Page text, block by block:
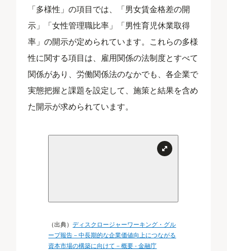
「多様性」の項目では、「男女賃金格差の開
示」「女性管理職比率」「男性育児休業取得
率」の開示が定められています。これらの多様
性に関する項目は、雇用関係の法制度とすべて
関係があり、労働関係法のなかでも、各企業で
実態把握と課題を設定して、施策と結果を含め
た開示が求められています。
（出典）ディスクロージャーワーキング・グル
ープ報告－中長期的な企業価値向上につながる
資本市場の構築に向けて－概要 - 金融庁